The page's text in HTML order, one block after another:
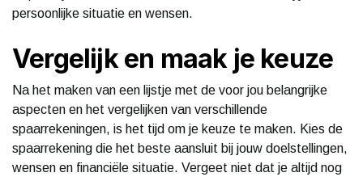
persoonlijke situatie en wensen.
Vergelijk en maak je keuze
Na het maken van een lijstje met de voor jou belangrijke
aspecten en het vergelijken van verschillende
spaarrekeningen, is het tijd om je keuze te maken. Kies de
spaarrekening die het beste aansluit bij jouw doelstellingen,
wensen en financiële situatie. Vergeet niet dat je altijd nog